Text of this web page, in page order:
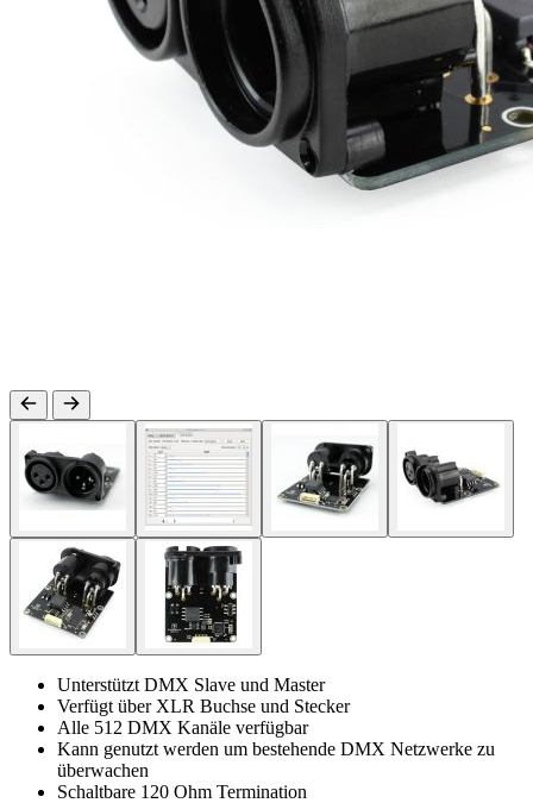
Unterstützt DMX Slave und Master
Verfügt über XLR Buchse und Stecker
Alle 512 DMX Kanäle verfügbar
Kann genutzt werden um bestehende DMX Netzwerke zu
überwachen
Schaltbare 120 Ohm Termination